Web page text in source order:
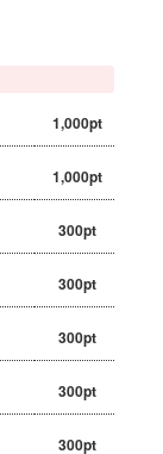
1,000pt
1,000pt
300pt
300pt
300pt
300pt
300pt